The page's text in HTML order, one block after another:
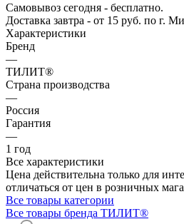
Самовывоз сегодня - бесплатно.
Доставка завтра - от 15 руб. по г.
Характеристики
Бренд
—
ТИЛИТ®
Страна производства
—
Россия
Гарантия
—
1 год
Все характеристики
Цена действительна только для
отличаться от цен в розничных
Все товары категории
Все товары бренда ТИЛИТ®